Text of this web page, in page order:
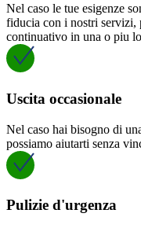
Nel caso le tue esigenze
fiducia con i nostri servizi,
continuativo in una o piu
Uscita occasionale
Nel caso hai bisogno di
possiamo aiutarti senza
Pulizie d'urgenza